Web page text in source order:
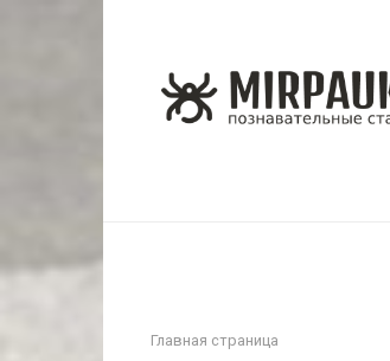
Главная страница